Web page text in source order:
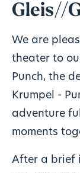
Gleis//
We are
theater to
Punch, the
Krumpel -
adventure
moments
After a brief